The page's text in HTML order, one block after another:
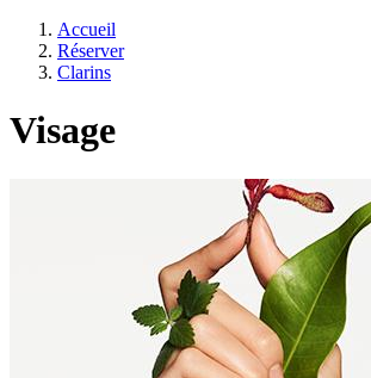
Accueil
Réserver
Clarins
Visage